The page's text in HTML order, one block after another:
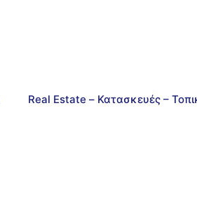
Real Estate – Κατασκευές –